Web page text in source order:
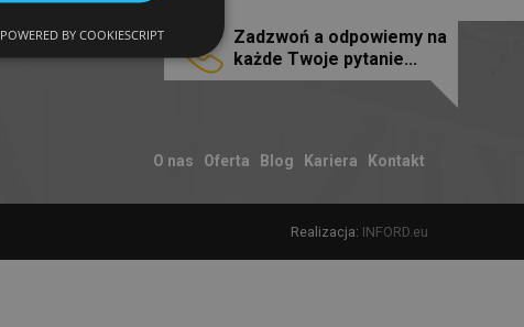
Zadzwoń a odpowiemy na
każde Twoje pytanie...
O nas Oferta Blog Kariera Kontakt
Realizacja: INFORD.eu
POWERED BY COOKIESCRIPT